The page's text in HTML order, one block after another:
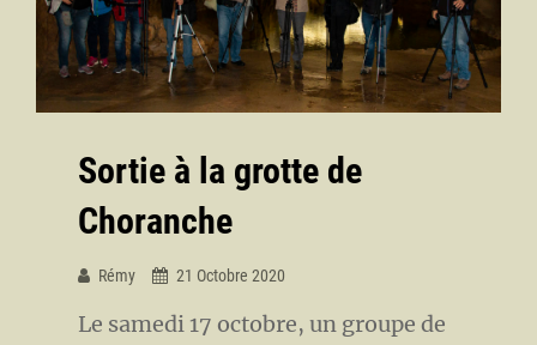
Sortie à la grotte de
Choranche
Rémy 21 Octobre 2020
Le samedi 17 octobre, un groupe de